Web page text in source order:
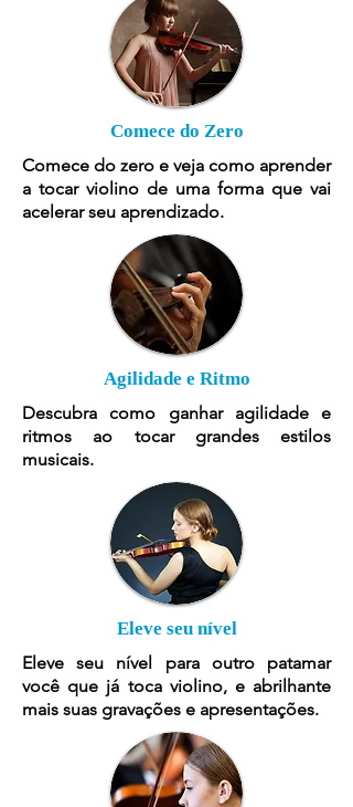
Comece do Zero
Comece do zero e veja como aprender
a tocar violino de uma forma que vai
acelerar seu aprendizado.
Agilidade e Ritmo
Descubra como ganhar agilidade e
ritmos ao tocar grandes estilos
musicais.
Eleve seu nível
Eleve seu nível para outro patamar
você que já toca violino, e abrilhante
mais suas gravações e apresentações.